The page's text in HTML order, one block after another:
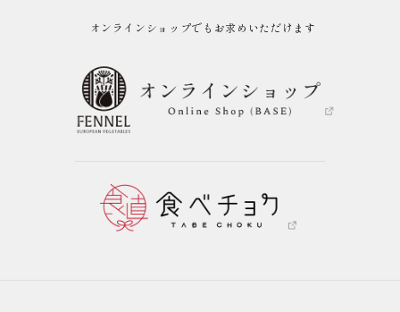
オンラインショップでもお求めいただけます